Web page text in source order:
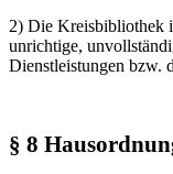
2) Die Kreisbibliothek
unrichtige,
Dienstleistungen bzw.
§ 8